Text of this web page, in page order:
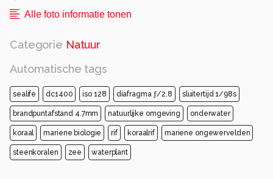
Alle foto informatie tonen
Categorie Natuur
Automatische tags
sealife dc1400 iso 128 diafragma ƒ/2.8 sluitertijd 1/98s
brandpuntafstand 4.7mm natuurlijke omgeving onderwater
koraal mariene biologie rif koraalrif mariene ongewervelden
steenkoralen zee waterplant